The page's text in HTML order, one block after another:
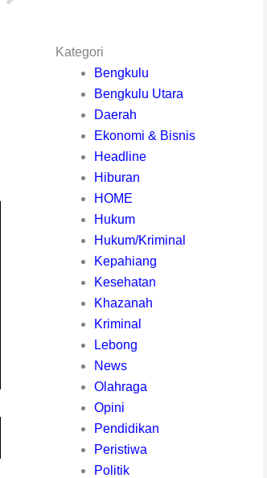
Kategori
Bengkulu
Bengkulu Utara
Daerah
Ekonomi & Bisnis
Headline
Hiburan
HOME
Hukum
Hukum/Kriminal
Kepahiang
Kesehatan
Khazanah
Kriminal
Lebong
News
Olahraga
Opini
Pendidikan
Peristiwa
Politik